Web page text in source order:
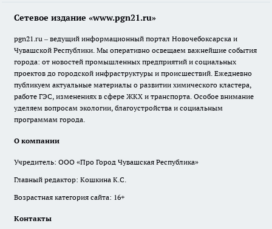
Сетевое издание «www.pgn21.ru»
pgn21.ru – ведущий информационный портал Новочебоксарска и
Чувашской Республики. Мы оперативно освещаем важнейшие события
города: от новостей промышленных предприятий и социальных
проектов до городской инфраструктуры и происшествий. Ежедневно
публикуем актуальные материалы о развитии химического кластера,
работе ГЭС, изменениях в сфере ЖКХ и транспорта. Особое внимание
уделяем вопросам экологии, благоустройства и социальным
программам города.
О компании
Учредитель: ООО «Про Город Чувашская Республика»
Главный редактор: Кошкина К.С.
Возрастная категория сайта: 16+
Контакты